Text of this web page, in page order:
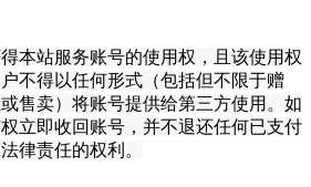
本站服务账号的使用权，且该使用权
不得以任何形式（包括但不限于赠
售卖）将账号提供给第三方使用。如
立即收回账号，并不退还任何已支付
律责任的权利。